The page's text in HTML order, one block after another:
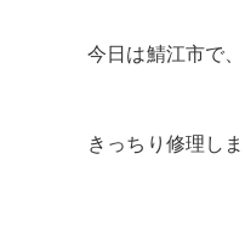
今日は鯖江市で
きっちり修理しま